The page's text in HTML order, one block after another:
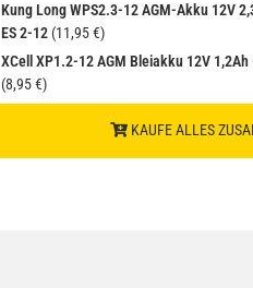
Kung Long WPS2.3-12 AGM-Akku 12V
ES 2-12 (11,95 €)
XCell XP1.2-12 AGM Bleiakku 12V
(8,95 €)
KAUFE ALLES